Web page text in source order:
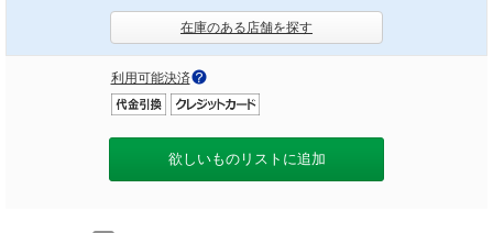
在庫のある店舗を探す
利用可能決済
欲しいものリストに追加